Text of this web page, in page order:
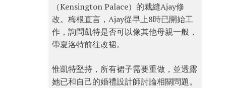
（Kensington Palace）的裁縫Ajay修
改。梅根直言，Ajay從早上8時已開始工
作，詢問凱特是否可以像其他母親一般，
帶夏洛特前往改裙。
惟凱特堅持，所有裙子需要重做，並透露
她已和自己的婚禮設計師討論相關問題。